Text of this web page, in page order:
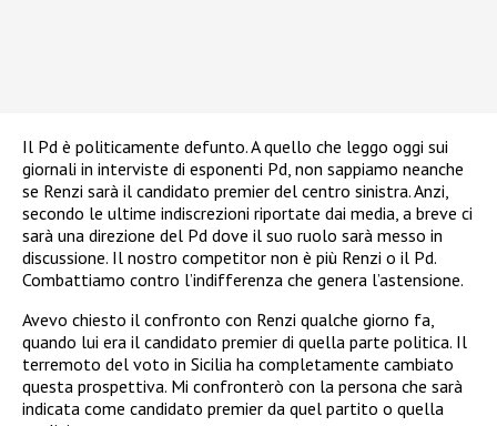
Il Pd è politicamente defunto. A quello che leggo oggi sui
giornali in interviste di esponenti Pd, non sappiamo neanche
se Renzi sarà il candidato premier del centro sinistra. Anzi,
secondo le ultime indiscrezioni riportate dai media, a breve ci
sarà una direzione del Pd dove il suo ruolo sarà messo in
discussione. Il nostro competitor non è più Renzi o il Pd.
Combattiamo contro l’indifferenza che genera l’astensione.
Avevo chiesto il confronto con Renzi qualche giorno fa,
quando lui era il candidato premier di quella parte politica. Il
terremoto del voto in Sicilia ha completamente cambiato
questa prospettiva. Mi confronterò con la persona che sarà
indicata come candidato premier da quel partito o quella